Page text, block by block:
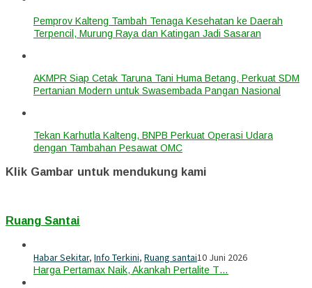
Pemprov Kalteng Tambah Tenaga Kesehatan ke Daerah
Terpencil, Murung Raya dan Katingan Jadi Sasaran
AKMPR Siap Cetak Taruna Tani Huma Betang, Perkuat SDM
Pertanian Modern untuk Swasembada Pangan Nasional
Tekan Karhutla Kalteng, BNPB Perkuat Operasi Udara
dengan Tambahan Pesawat OMC
Klik Gambar untuk mendukung kami
Ruang Santai
Habar Sekitar, Info Terkini, Ruang santai10 Juni 2026
Harga Pertamax Naik, Akankah Pertalite T…